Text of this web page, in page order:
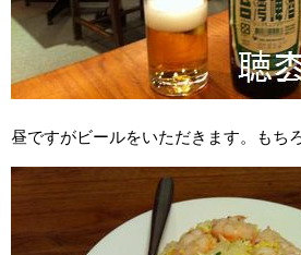
昼ですがビールをいただきます。もち